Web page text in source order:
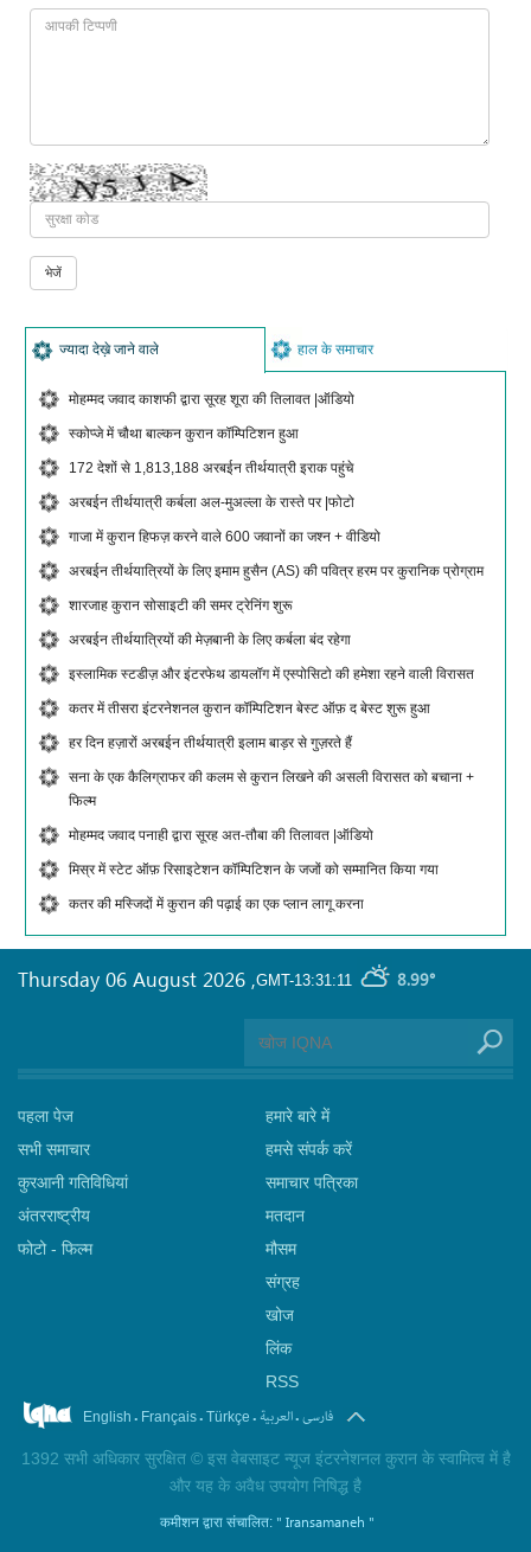
ज्यादा देख़े जाने वाले हाल के समाचार
मोहम्मद जवाद काशफी द्वारा सूरह शूरा की तिलावत |ऑडियो
स्कोप्जे में चौथा बाल्कन कुरान कॉम्पिटिशन हुआ
172 देशों से 1,813,188 अरबईन तीर्थयात्री इराक पहुंचे
अरबईन तीर्थयात्री कर्बला अल-मुअल्ला के रास्ते पर |फोटो
गाजा में कुरान हिफज़ करने वाले 600 जवानों का जश्न + वीडियो
अरबईन तीर्थयात्रियों के लिए इमाम हुसैन (AS) की पवित्र हरम पर कुरानिक प्रोग्राम
शारजाह कुरान सोसाइटी की समर ट्रेनिंग शुरू
अरबईन तीर्थयात्रियों की मेज़बानी के लिए कर्बला बंद रहेगा
इस्लामिक स्टडीज़ और इंटरफेथ डायलॉग में एस्पोसिटो की हमेशा रहने वाली विरासत
कतर में तीसरा इंटरनेशनल कुरान कॉम्पिटिशन बेस्ट ऑफ़ द बेस्ट शुरू हुआ
हर दिन हज़ारों अरबईन तीर्थयात्री इलाम बाड़र से गुज़रते हैं
सना के एक कैलिग्राफर की कलम से कुरान लिखने की असली विरासत को बचाना +
फिल्म
मोहम्मद जवाद पनाही द्वारा सूरह अत-तौबा की तिलावत |ऑडियो
मिस्र में स्टेट ऑफ़ रिसाइटेशन कॉम्पिटिशन के जजों को सम्मानित किया गया
कतर की मस्जिदों में कुरान की पढ़ाई का एक प्लान लागू करना
GMT-13:31:11 8.99°
Thursday 06 August 2026 ,
पहला पेज
सभी समाचार
कुरआनी गतिविधियां
अंतरराष्ट्रीय
फोटो - फिल्म
हमारे बारे में
हमसे संपर्क करें
समाचार पत्रिका
मतदान
मौसम
संग्रह
खोज
लिंक
RSS
English . Français. Türkçe . العربیة.فارسی
1392 सभी अधिकार सुरक्षित © इस वेबसाइट न्यूज इंटरनेशनल कुरान के स्वामित्व में है
और यह के अवैध उपयोग निषिद्ध है
कमीशन द्वारा संचालित: " Iransamaneh "